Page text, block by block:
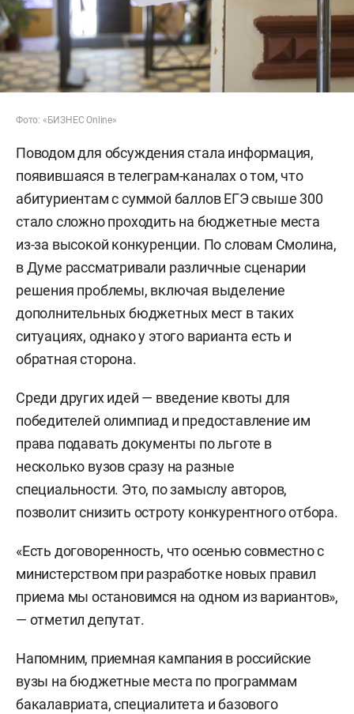
Фото: «БИЗНЕС Online»
Поводом для обсуждения стала информация,
появившаяся в телеграм-каналах о том, что
абитуриентам с суммой баллов ЕГЭ свыше 300
стало сложно проходить на бюджетные места
из-за высокой конкуренции. По словам Смолина,
в Думе рассматривали различные сценарии
решения проблемы, включая выделение
дополнительных бюджетных мест в таких
ситуациях, однако у этого варианта есть и
обратная сторона.
Среди других идей — введение квоты для
победителей олимпиад и предоставление им
права подавать документы по льготе в
несколько вузов сразу на разные
специальности. Это, по замыслу авторов,
позволит снизить остроту конкурентного отбора.
«Есть договоренность, что осенью совместно с
министерством при разработке новых правил
приема мы остановимся на одном из вариантов»,
— отметил депутат.
Напомним, приемная кампания в российские
вузы на бюджетные места по программам
бакалавриата, специалитета и базового